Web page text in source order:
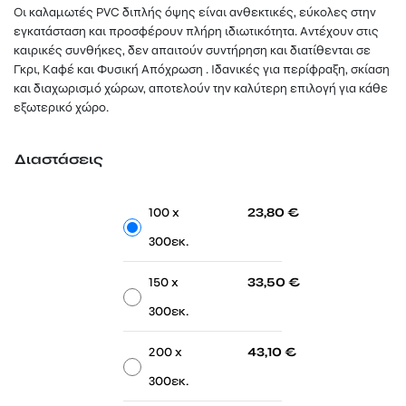
23,80 €
through
43,10 €
Οι καλαμωτές PVC διπλής όψης είναι ανθεκτικές, εύκολες στην
εγκατάσταση και προσφέρουν πλήρη ιδιωτικότητα. Αντέχουν στις
καιρικές συνθήκες, δεν απαιτούν συντήρηση και διατίθενται σε
Γκρι, Καφέ και Φυσική Απόχρωση . Ιδανικές για περίφραξη, σκίαση
και διαχωρισμό χώρων, αποτελούν την καλύτερη επιλογή για κάθε
εξωτερικό χώρο.
Διαστάσεις
100 x
300εκ.
23,80€
150 x
300εκ.
33,50€
200 x
300εκ.
43,10€